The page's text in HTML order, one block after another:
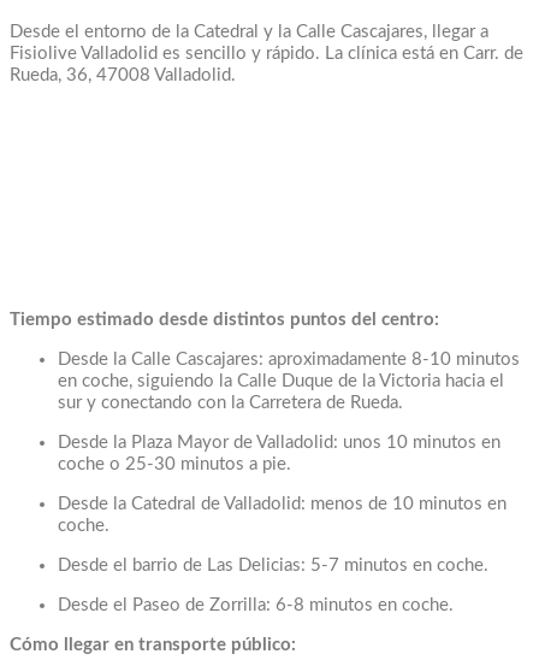
Desde el entorno de la Catedral y la Calle Cascajares, llegar a
Fisiolive Valladolid es sencillo y rápido. La clínica está en Carr. de
Rueda, 36, 47008 Valladolid.
Tiempo estimado desde distintos puntos del centro:
Desde la Calle Cascajares: aproximadamente 8-10 minutos
en coche, siguiendo la Calle Duque de la Victoria hacia el
sur y conectando con la Carretera de Rueda.
Desde la Plaza Mayor de Valladolid: unos 10 minutos en
coche o 25-30 minutos a pie.
Desde la Catedral de Valladolid: menos de 10 minutos en
coche.
Desde el barrio de Las Delicias: 5-7 minutos en coche.
Desde el Paseo de Zorrilla: 6-8 minutos en coche.
Cómo llegar en transporte público: